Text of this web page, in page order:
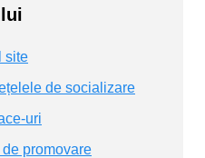
site
de socializare
uri
promovare